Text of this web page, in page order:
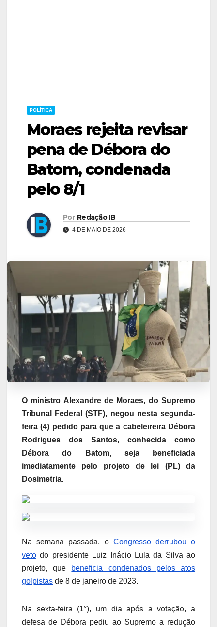
POLÍTICA
Moraes rejeita revisar
pena de Débora do
Batom, condenada
pelo 8/1
Por Redação IB
4 DE MAIO DE 2026
O ministro Alexandre de Moraes, do Supremo
Tribunal Federal (STF), negou nesta segunda-
feira (4) pedido para que a cabeleireira Débora
Rodrigues dos Santos, conhecida como
Débora do Batom, seja beneficiada
imediatamente pelo projeto de lei (PL) da
Dosimetria.
Na semana passada, o Congresso derrubou o
veto do presidente Luiz Inácio Lula da Silva ao
projeto, que beneficia condenados pelos atos
golpistas de 8 de janeiro de 2023.
Na sexta-feira (1°), um dia após a votação, a
defesa de Débora pediu ao Supremo a redução